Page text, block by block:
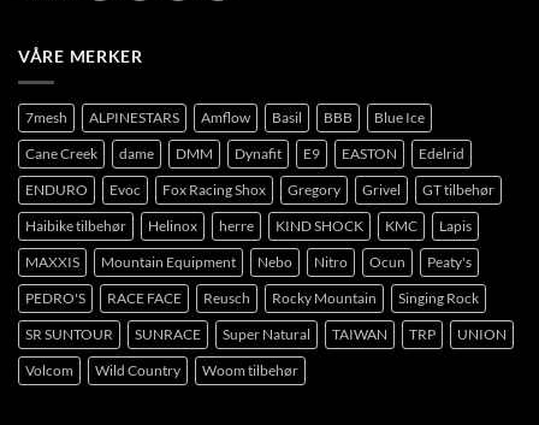
VÅRE MERKER
7mesh ALPINESTARS Amflow Basil BBB Blue Ice
Cane Creek dame DMM Dynafit E9 EASTON Edelrid
ENDURO Evoc Fox Racing Shox Gregory Grivel GT tilbehør
Haibike tilbehør Helinox herre KIND SHOCK KMC Lapis
MAXXIS Mountain Equipment Nebo Nitro Ocun Peaty's
PEDRO'S RACE FACE Reusch Rocky Mountain Singing Rock
SR SUNTOUR SUNRACE Super Natural TAIWAN TRP UNION
Volcom Wild Country Woom tilbehør